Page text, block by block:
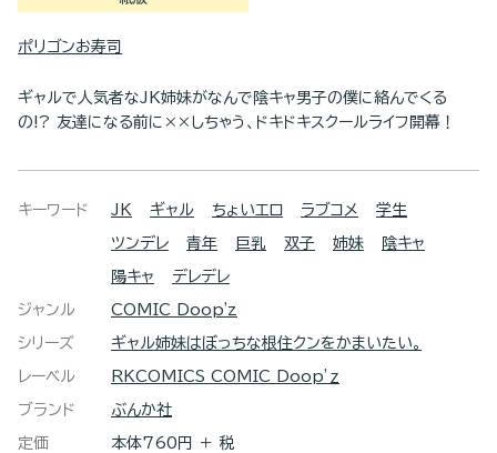
ポリゴンお寿司
ギャルで人気者なJK姉妹がなんで陰キャ男子の僕に絡んでくる
の!? 友達になる前に××しちゃう、ドキドキスクールライフ開幕！
キーワード JK ギャル ちょいエロ ラブコメ 学生
ツンデレ 青年 巨乳 双子 姉妹 陰キャ
陽キャ デレデレ
ジャンル COMIC Doop'z
シリーズ ギャル姉妹はぼっちな根住クンをかまいたい。
レーベル RKCOMICS COMIC Doop’ｚ
ブランド ぶんか社
定価 本体760円 ＋ 税